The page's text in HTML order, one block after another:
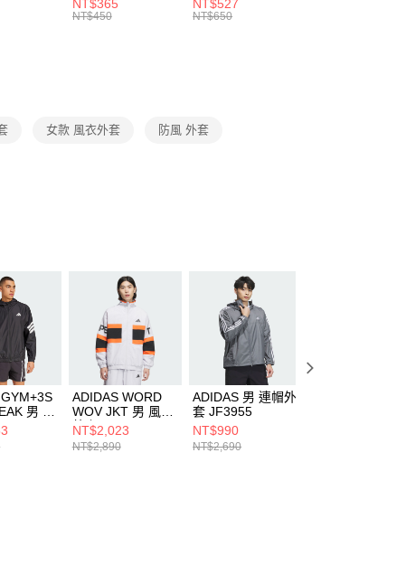
的店家。未經商家同意取消之訂單仍視為有效，需透過AFTEE
納相關費用。
由恩沛科技股份有限公司提供之「AFTEE先享後付」服務完成之
本服務之必要範圍內提供個人資料，並將交易相關給付款項請
戶進行身份認證。
一人註冊多個帳號或使用他人資訊註冊。若發現惡意使用之情
科技股份有限公司將有權停止該用戶之使用額度並採取法律行
男女 短統襪
NT$365
NT$450
長統襪
NT$527
NT$650
女款 風衣外套 防風 外套
男 風
ADIDAS WORD
WOV JKT 男 風衣
外套 JM2066
NT$2,023
NT$2,890
ADIDAS 男 連帽外
套 JF3955
NT$990
NT$2,690